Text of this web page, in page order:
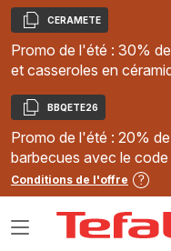
Copier
CERAMETE
Promo de l'été : 30%
et casseroles en
Copier
BBQETE26
Promo de l'été : 20%
barbecues avec le
Conditions de l'offre
Ouvrir